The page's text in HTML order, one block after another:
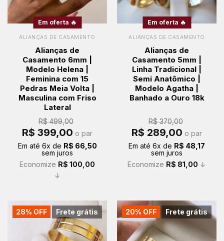
Em oferta 🔥
ALIANÇAS DE CASAMENTO
Alianças de
Casamento 6mm |
Modelo Helena |
Feminina com 15
Pedras Meia Volta |
Masculina com Friso
Lateral
R$499,00
O
preço
era:
R$ 499,00.
R$ 399,00 preço
é:
o par
Em até 6x de R$ 66,50
sem juros
Economize R$ 100,00
↓
Em oferta 🔥
ALIANÇAS DE CASAMENTO
Alianças de
Casamento 5mm |
Linha Tradicional |
Semi Anatômico |
Modelo Agatha |
Banhado a Ouro 18k
R$370,00
O
preço
era:
R$ 370,00.
R$ 289,00 preço
é:
o par
Em até 6x de R$ 48,17
sem juros
Economize R$ 81,00 ↓
Frete grátis
28% OFF Frete grátis
20% OFF